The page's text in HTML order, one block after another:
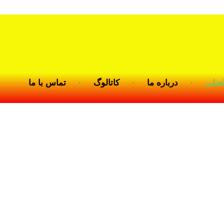
درباره ما کاتالوگ تماس با ما